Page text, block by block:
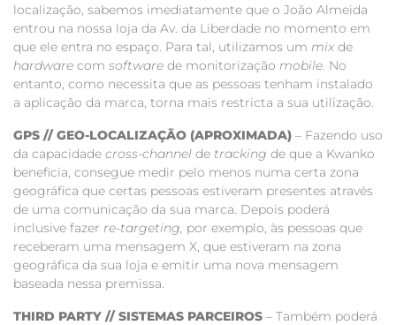
localização, sabemos imediatamente que o João Almeida
entrou na nossa loja da Av. da Liberdade no momento em
que ele entra no espaço. Para tal, utilizamos um mix de
hardware com software de monitorização mobile. No
entanto, como necessita que as pessoas tenham instalado
a aplicação da marca, torna mais restricta a sua utilização.
GPS // GEO-LOCALIZAÇÃO (APROXIMADA) – Fazendo uso
da capacidade cross-channel de tracking de que a Kwanko
beneficia, consegue medir pelo menos numa certa zona
geográfica que certas pessoas estiveram presentes através
de uma comunicação da sua marca. Depois poderá
inclusive fazer re-targeting, por exemplo, às pessoas que
receberam uma mensagem X, que estiveram na zona
geográfica da sua loja e emitir uma nova mensagem
baseada nessa premissa.
THIRD PARTY // SISTEMAS PARCEIROS – Também poderá